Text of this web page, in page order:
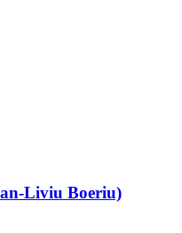
Liviu Boeriu)